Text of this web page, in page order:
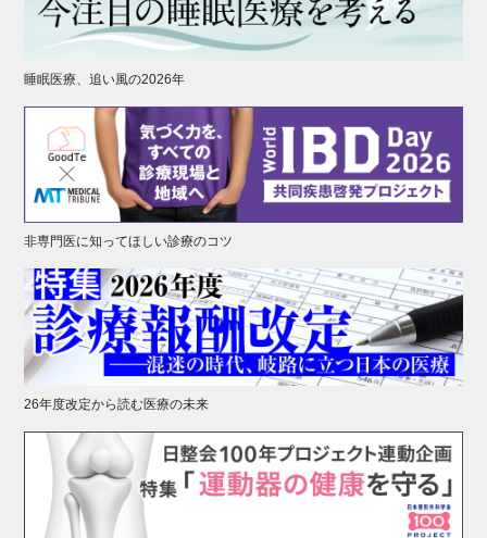
睡眠医療、追い風の2026年
非専門医に知ってほしい診療のコツ
26年度改定から読む医療の未来